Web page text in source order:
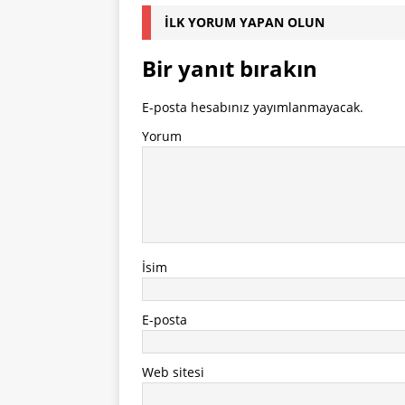
İLK YORUM YAPAN OLUN
Bir yanıt bırakın
E-posta hesabınız yayımlanmayacak.
Yorum
İsim
E-posta
Web sitesi